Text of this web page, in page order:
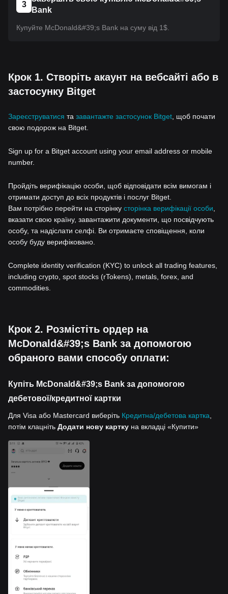
3
Bank
Купуйте McDonald&#39;s Bank на суму від 1$.
Крок 1. Створіть акаунт на вебсайті або в
застосунку Bitget
Зареєструватися та завантажте застосунок Bitget , щоб почати
свою подорож на Bitget.
Sign up for a Bitget account using your email address or mobile
number.
Пройдіть верифікацію особи, щоб відповідати всім вимогам і
отримати доступ до всіх продуктів і послуг Bitget.
Вам потрібно перейти на сторінку сторінка верифікації особи
вказати свою країну, завантажити документи, що посвідчують
особу, та надіслати селфі. Ви отримаєте сповіщення, коли
особу буду верифіковано.
Complete identity verification (KYC) to unlock all trading features,
including crypto, spot stocks (rTokens), metals, forex, and
commodities.
Крок 2. Розмістіть ордер на
McDonald&#39;s Bank за допомогою
обраного вами способу оплати:
Купіть McDonald&#39;s Bank за допомогою
дебетової/кредитної картки
Для Visa або Mastercard виберіть Кредитна/дебетова картка
потім клацніть Додати нову картку на вкладці «Купити»